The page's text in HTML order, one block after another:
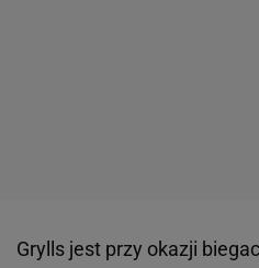
Grylls jest przy okazji